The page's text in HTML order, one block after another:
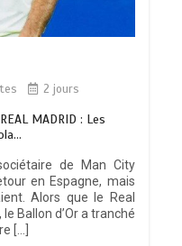
2 jours
REAL MADRID : Les
de Man City
en Espagne, mais
Alors que le Real
Ballon d’Or a tranché
[…]